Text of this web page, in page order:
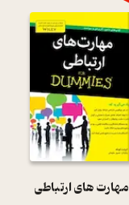
مهارت های ارتباطی